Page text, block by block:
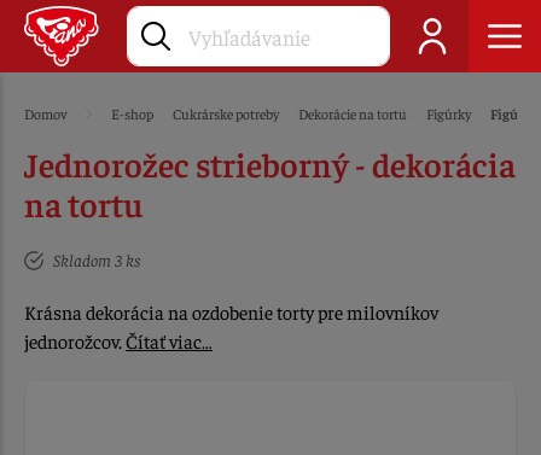
Domov E-shop Cukrárske potreby Dekorácie na tortu Figúrky
Jednorožec strieborný - dekorácia
na tortu
Skladom 3 ks
Krásna dekorácia na ozdobenie torty pre milovníkov
jednorožcov.Čítať viac…